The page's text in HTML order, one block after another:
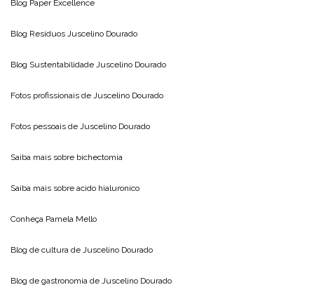
Blog Paper Excellence
Blog Resíduos Juscelino Dourado
Blog Sustentabilidade Juscelino Dourado
Fotos profissionais de Juscelino Dourado
Fotos pessoais de Juscelino Dourado
Saiba mais sobre bichectomia
Saiba mais sobre acido hialuronico
Conheça Pamela Mello
Blog de cultura de Juscelino Dourado
Blog de gastronomia de Juscelino Dourado